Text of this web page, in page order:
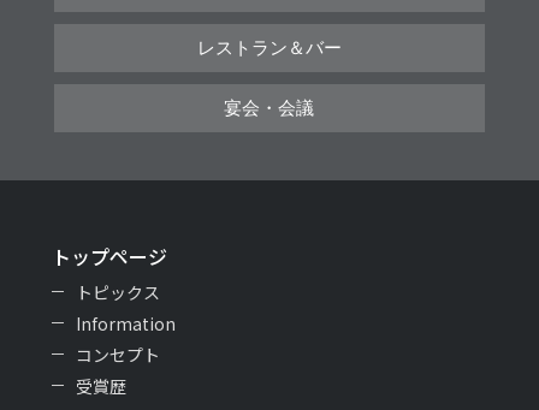
レストラン＆バー
宴会・会議
トップページ
トピックス
Information
コンセプト
受賞歴